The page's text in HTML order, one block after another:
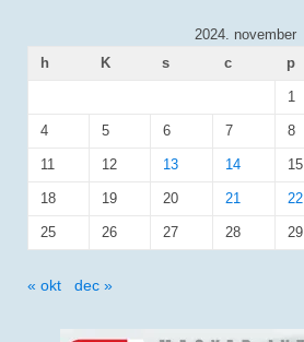
2024. november
h
K s c p
1
4 5 6 7 8
11 12 13 14 15
18 19 20 21 22
25 26 27 28 29
« okt dec »